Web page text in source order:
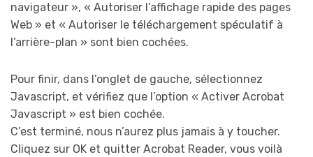
navigateur », « Autoriser l’affichage rapide des pages
Web » et « Autoriser le téléchargement spéculatif à
l’arrière-plan » sont bien cochées.
Pour finir, dans l’onglet de gauche, sélectionnez
Javascript, et vérifiez que l’option « Activer Acrobat
Javascript » est bien cochée.
C’est terminé, nous n’aurez plus jamais à y toucher.
Cliquez sur OK et quitter Acrobat Reader, vous voilà